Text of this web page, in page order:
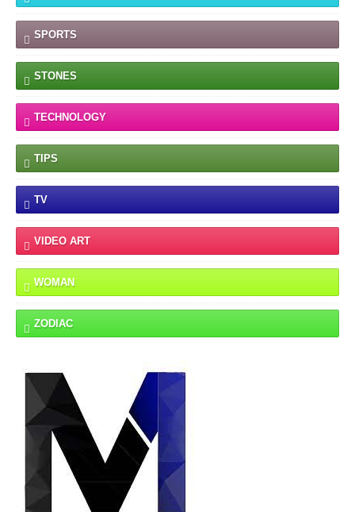
SPORTS
STONES
TECHNOLOGY
TIPS
TV
VIDEO ART
WOMAN
ZODIAC